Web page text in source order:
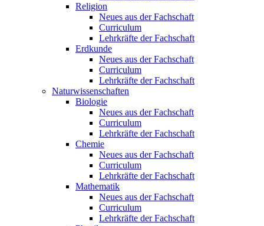
Religion
Neues aus der Fachschaft
Curriculum
Lehrkräfte der Fachschaft
Erdkunde
Neues aus der Fachschaft
Curriculum
Lehrkräfte der Fachschaft
Naturwissenschaften
Biologie
Neues aus der Fachschaft
Curriculum
Lehrkräfte der Fachschaft
Chemie
Neues aus der Fachschaft
Curriculum
Lehrkräfte der Fachschaft
Mathematik
Neues aus der Fachschaft
Curriculum
Lehrkräfte der Fachschaft